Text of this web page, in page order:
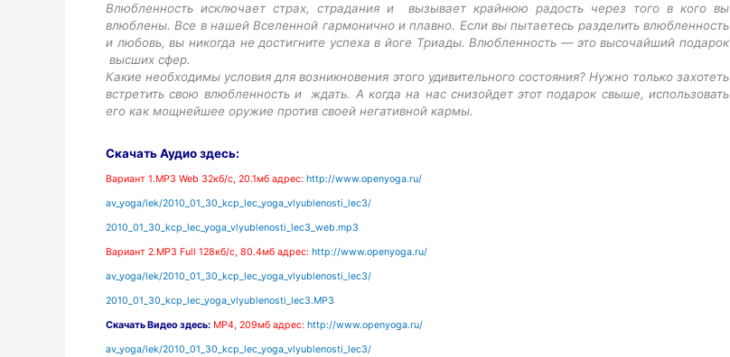
Влюбленность исключает страх, страдания и вызывает крайнюю радость через того в кого вы
влюблены. Все в нашей Вселенной гармонично и плавно. Если вы пытаетесь разделить влюбленность
и любовь, вы никогда не достигните успеха в йоге Триады. Влюбленность — это высочайший подарок
высших сфер.
Какие необходимы условия для возникновения этого удивительного состояния? Нужно только захотеть
встретить свою влюбленность и ждать. А когда на нас снизойдет этот подарок свыше, использовать
его как мощнейшее оружие против своей негативной кармы.
Скачать Аудио здесь:
Вариант 1.MP3 Web 32кб/с, 20.1мб адрес: http://www.openyoga.ru/
av_yoga/lek/2010_01_30_kcp_lec_yoga_vlyublenosti_lec3/
2010_01_30_kcp_lec_yoga_vlyublenosti_lec3_web.mp3
Вариант 2.MP3 Full 128кб/с, 80.4мб адрес: http://www.openyoga.ru/
av_yoga/lek/2010_01_30_kcp_lec_yoga_vlyublenosti_lec3/
2010_01_30_kcp_lec_yoga_vlyublenosti_lec3.MP3
Скачать Видео здесь: MP4, 209мб адрес: http://www.openyoga.ru/
av_yoga/lek/2010_01_30_kcp_lec_yoga_vlyublenosti_lec3/